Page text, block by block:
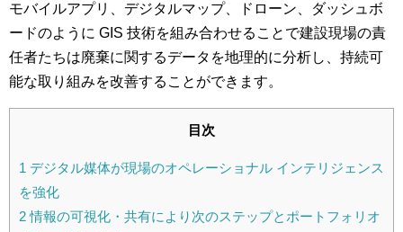
モバイルアプリ、デジタルマップ、ドローン、ダッシュボ
ードのように GIS 技術を組み合わせることで建設現場の責
任者たちは廃棄に関するデータを地理的に分析し、持続可
能な取り組みを改善することができます。
目次
1 デジタル媒体が現場のオペレーショナル インテリジェンス
を強化
2情報の可視化・共有により次のステップとポートフォリオ